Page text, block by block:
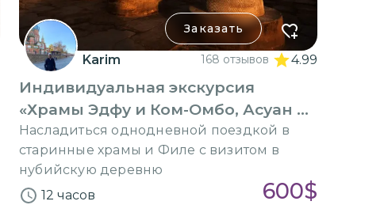
Заказать
Karim 168 отзывов 4.99
Индивидуальная экскурсия
«Храмы Эдфу и Ком-Омбо, Асуан и
Нубия»
Насладиться однодневной поездкой в
старинные храмы и Филе с визитом в
нубийскую деревню
12 часов
600$